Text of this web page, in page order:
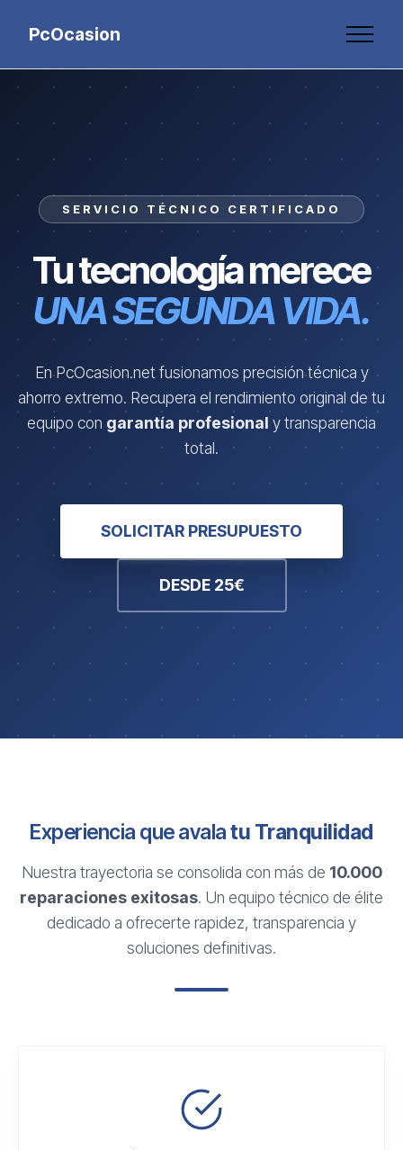
PcOcasion
SERVICIO TÉCNICO CERTIFICADO
Tu tecnología merece
UNA SEGUNDA VIDA.
En PcOcasion.net fusionamos precisión técnica y
ahorro extremo. Recupera el rendimiento original de tu
equipo con garantía profesional y transparencia
total.
SOLICITAR PRESUPUESTO
DESDE 25€
Experiencia que avalatu Tranquilidad
Nuestra trayectoria se consolida con más de 10.000
reparaciones exitosas. Un equipo técnico de élite
dedicado a ofrecerte rapidez, transparencia y
soluciones definitivas.